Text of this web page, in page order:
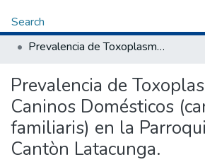
Search
Statistics
Titulación - Medicina Veterinaria
Prevalencia de Toxoplasmosis en Caninos Domésticos (canis familiaris) en la Parroquia La Matriz, Cantòn Latacunga.
Prevalencia de
Caninos Domésticos
familiaris) en la
Cantòn Latacunga.